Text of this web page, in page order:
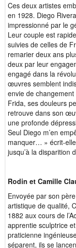
Ces deux artistes
en 1928. Diego
impressionné par le
Leur couple est
suivies de celles de
remarier deux ans
deux par leur
engagé dans la
œuvres semblent
envie de
Frida, ses douleurs
retrouve dans son
une profonde
Seul Diego m’en
manquer… » écrit-
jusqu’à la disparition
Rodin et Camille
Envoyée par son
artistique de qualité,
1882 aux cours de
apprentie sculptrice
praticienne
séparent, ils se